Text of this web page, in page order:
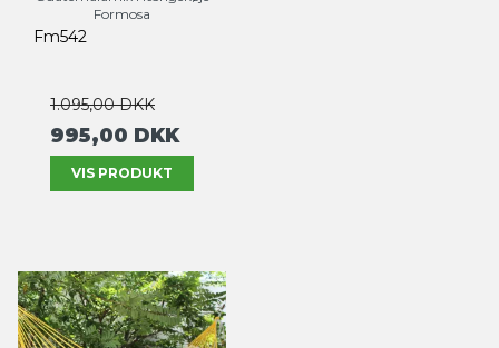
Formosa
Fm542
1.095,00 DKK
995,00 DKK
VIS PRODUKT